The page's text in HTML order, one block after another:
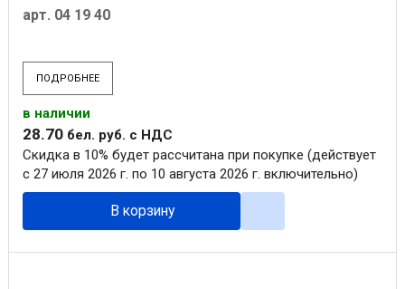
арт. 04 19 40
ПОДРОБНЕЕ
в наличии
28.70 бел. руб. с НДС
Скидка в 10% будет рассчитана при покупке (действует
с 27 июля 2026 г. по 10 августа 2026 г. включительно)
В корзину